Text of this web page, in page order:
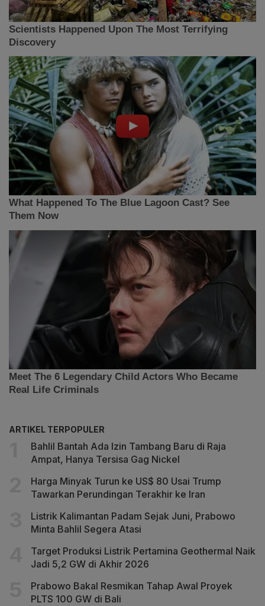
ARTIKEL TERPOPULER
Bahlil Bantah Ada Izin Tambang Baru di Raja
Ampat, Hanya Tersisa Gag Nickel
Harga Minyak Turun ke US$ 80 Usai Trump
Tawarkan Perundingan Terakhir ke Iran
Listrik Kalimantan Padam Sejak Juni, Prabowo
Minta Bahlil Segera Atasi
Target Produksi Listrik Pertamina Geothermal Naik
Jadi 5,2 GW di Akhir 2026
Prabowo Bakal Resmikan Tahap Awal Proyek
PLTS 100 GW di Bali